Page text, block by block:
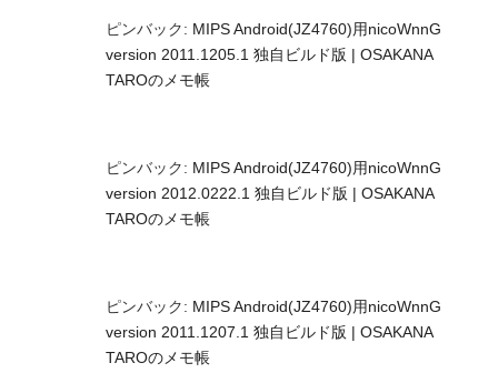
ピンバック: MIPS Android(JZ4760)用nicoWnnG
version 2011.1205.1 独自ビルド版 | OSAKANA
TAROのメモ帳
ピンバック: MIPS Android(JZ4760)用nicoWnnG
version 2012.0222.1 独自ビルド版 | OSAKANA
TAROのメモ帳
ピンバック: MIPS Android(JZ4760)用nicoWnnG
version 2011.1207.1 独自ビルド版 | OSAKANA
TAROのメモ帳